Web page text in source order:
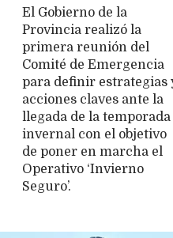
El Gobierno de la
Provincia realizó la
primera reunión del
Comité de Emergencia
para definir estrategias
acciones claves ante la
llegada de la temporada
invernal con el objetivo
de poner en marcha el
Operativo ‘Invierno
Seguro’.